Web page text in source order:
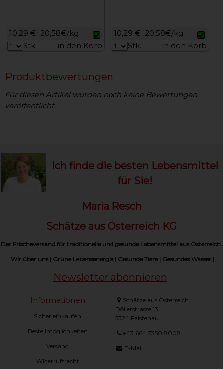
10,29 € 20,58€/kg
Stk.
in den Korb
10,29 € 20,58€/kg
Stk.
in den Korb
Produktbewertungen
Für diesen Artikel wurden noch keine Bewertungen
veröffentlicht.
Ich finde die besten Lebensmittel
für Sie!
Maria Resch
Schätze aus Österreich KG
Der Frischeversand für traditionelle und gesunde Lebensmittel aus Österreich.
Wir über uns| Grüne Lebensenergie| Gesunde Tiere| Gesundes Wasser|
Newsletter abonnieren
Informationen
Sicher einkaufen
Bestellmöglichkeiten
Versand
Widerrufsrecht
Schätze aus Österreich
Döllerstrasse 13
5324 Faistenau
+43 664 7350 8008
E-Mail